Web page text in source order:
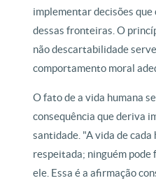
implementar decisões
dessas fronteiras. O
não descartabilidade
comportamento moral
O fato de a vida humana
consequência que deriva
santidade. "A vida de cada
respeitada; ninguém pode
ele. Essa é a afirmação